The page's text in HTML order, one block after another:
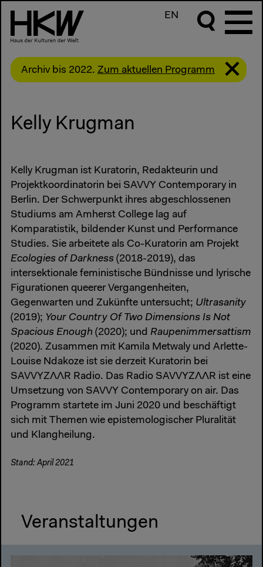
EN
Archiv bis 2022. Zum aktuellen Programm
Kelly Krugman
Kelly Krugman ist Kuratorin, Redakteurin und
Projektkoordinatorin bei SAVVY Contemporary in
Berlin. Der Schwerpunkt ihres abgeschlossenen
Studiums am Amherst College lag auf
Komparatistik, bildender Kunst und Performance
Studies. Sie arbeitete als Co-Kuratorin am Projekt
Ecologies of Darkness (2018-2019), das
intersektionale feministische Bündnisse und lyrische
Figurationen queerer Vergangenheiten,
Gegenwarten und Zukünfte untersucht; Ultrasanity
(2019); Your Country Of Two Dimensions Is Not
Spacious Enough (2020); und Raupenimmersattism
(2020). Zusammen mit Kamila Metwaly und Arlette-
Louise Ndakoze ist sie derzeit Kuratorin bei
SAVVYZΛΛR Radio. Das Radio SAVVYZΛΛR ist eine
Umsetzung von SAVVY Contemporary on air. Das
Programm startete im Juni 2020 und beschäftigt
sich mit Themen wie epistemologischer Pluralität
und Klangheilung.
Stand: April 2021
Veranstaltungen